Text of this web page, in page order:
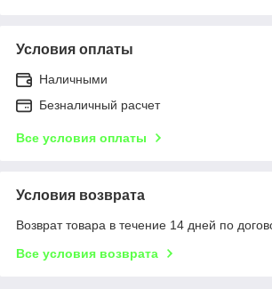
Условия оплаты
Наличными
Безналичный расчет
Все условия оплаты
Условия возврата
Возврат товара в течение 14 дней по
Все условия возврата